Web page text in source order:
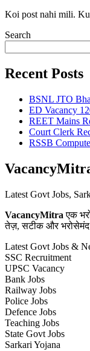
Koi post nahi mili.
Search
Recent Posts
BSNL JTO
ED Vacancy
REET Mains
Court Clerk
RSSB
Latest Govt Jobs,
VacancyMitra एक
तेज़, सटीक और भरोसेमंद
Latest Govt Jobs &
SSC Recruitment
UPSC Vacancy
Bank Jobs
Railway Jobs
Police Jobs
Defence Jobs
Teaching Jobs
State Govt Jobs
Sarkari Yojana